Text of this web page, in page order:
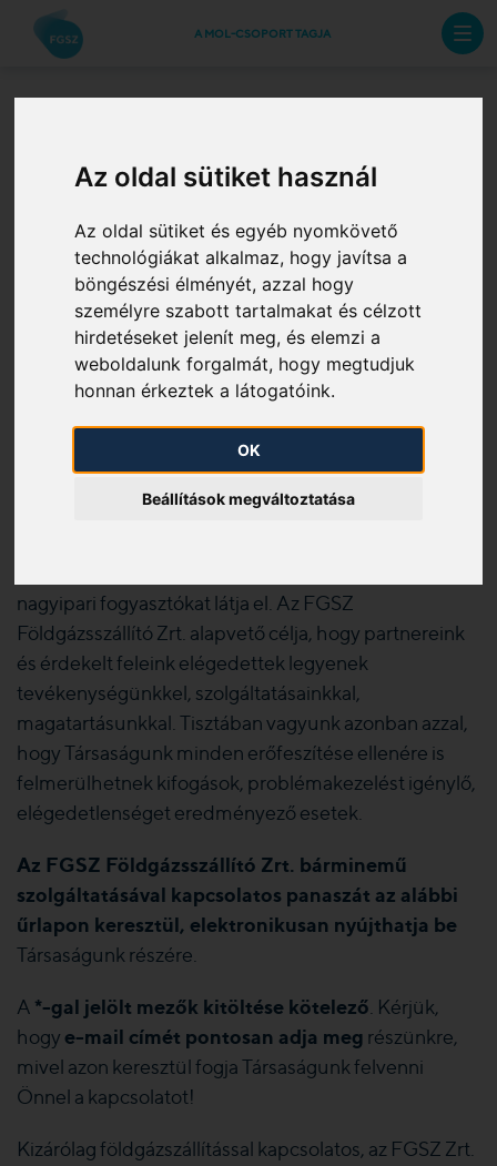
Az oldal sütiket használ
Az oldal sütiket és egyéb nyomkövető
technológiákat alkalmaz, hogy javítsa a
böngészési élményét, azzal hogy
személyre szabott tartalmakat és célzott
hirdetéseket jelenít meg, és elemzi a
weboldalunk forgalmát, hogy megtudjuk
honnan érkeztek a látogatóink.
OK
Beállítások megváltoztatása
A MOL-CSOPORT TAGJA
Az FGSZ Földgázszállító Zrt.
Az FGSZ Földgázszállító Zrt.-vel
kapcsolatos panasz / reklamáció
bejelentése
Az FGSZ Földgázszállító Zrt. a tulajdonosa és
behálózó nagynyomású földgázszállító
nagyipari fogyasztókat látja el. Az FGSZ
Földgázsszállító Zrt. alapvető célja, hogy partnereink
és érdekelt feleink elégedettek legyenek
tevékenységünkkel, szolgáltatásainkkal,
magatartásunkkal. Tisztában vagyunk azonban azzal,
hogy Társaságunk minden erőfeszítése ellenére is
felmerülhetnek kifogások, problémakezelést igénylő,
elégedetlenséget eredményező esetek.
Az FGSZ Földgázsszállító Zrt. bárminemű
szolgáltatásával kapcsolatos panaszát az alábbi
űrlapon keresztül, elektronikusan nyújthatja be
Társaságunk részére.
A *-gal jelölt mezők kitöltése kötelező . Kérjük,
hogy e-mail címét pontosan adja meg részünkre,
mivel azon keresztül fogja Társaságunk felvenni
Önnel a kapcsolatot!
Kizárólag földgázszállítással kapcsolatos, az FGSZ Zrt.